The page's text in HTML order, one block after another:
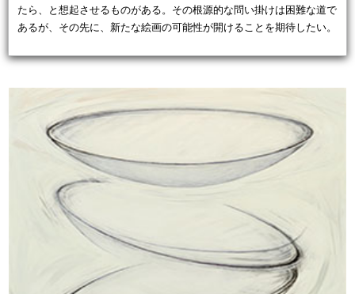
たら、と想起させるものがある。その根源的な問い掛けは困難な道で
あるが、その先に、新たな絵画の可能性が開けることを期待したい。